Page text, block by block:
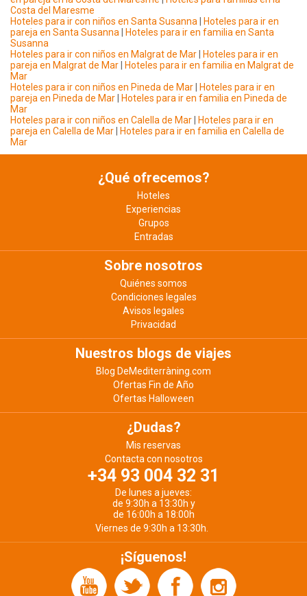
Costa del Maresme
Hoteles para ir con niños en Santa Susanna
Hoteles para ir en
pareja en Santa Susanna
Hoteles para ir en familia en Santa
Susanna
Hoteles para ir con niños en Malgrat de Mar
Hoteles para ir en
pareja en Malgrat de Mar
Hoteles para ir en familia en Malgrat de
Mar
Hoteles para ir con niños en Pineda de Mar
Hoteles para ir en
pareja en Pineda de Mar
Hoteles para ir en familia en Pineda de
Mar
Hoteles para ir con niños en Calella de Mar
Hoteles para ir en
pareja en Calella de Mar
Hoteles para ir en familia en Calella de
Mar
¿Qué ofrecemos?
Hoteles
Experiencias
Grupos
Entradas
Sobre nosotros
Quiénes somos
Condiciones legales
Avisos legales
Privacidad
Nuestros blogs de viajes
Blog DeMediterràning.com
Ofertas Fin de Año
Ofertas Halloween
¿Dudas?
Mis reservas
Contacta con nosotros
+34 93 004 32 31
De lunes a jueves:
de 9:30h a 13:30h y
de 16:00h a 18:00h
Viernes de 9:30h a 13:30h.
¡Síguenos!